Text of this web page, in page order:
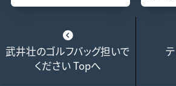
武井壮のゴルフバッグ担いで
ください Topへ